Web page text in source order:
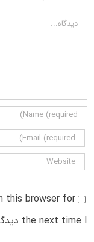
دیدگاه
this browser for
the next time I دیدگاه.